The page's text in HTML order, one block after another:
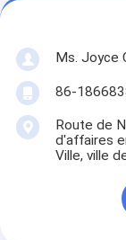
Ms. Joyce
86-
Route de
d'affaires
Ville, ville